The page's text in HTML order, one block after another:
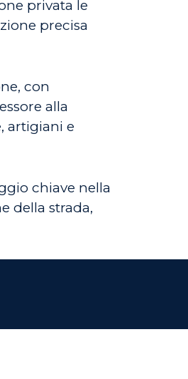
privata le
precisa
con
alla
artigiani e
chiave nella
della strada,